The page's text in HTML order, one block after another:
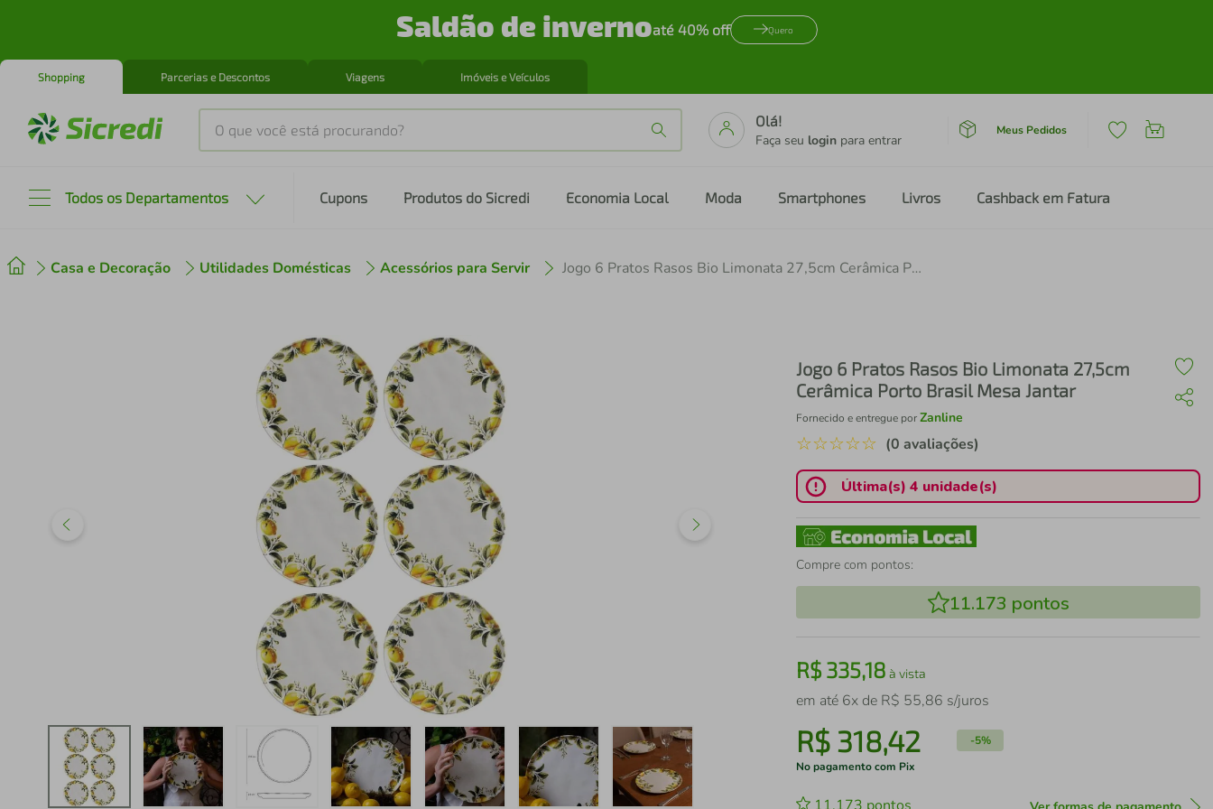
Saldão de invernoaté 40% off Quero
Shopping Parcerias e Descontos Viagens Imóveis e Veículos
O que você está procurando?
Olá!
Faça seu login para entrar
Meus Pedidos
Todos os Departamentos Cupons Produtos do Sicredi Economia Local Moda Smartphones Livros Cashback em Fatura
Casa e Decoração Utilidades Domésticas Acessórios para Servir Jogo 6 Pratos Rasos Bio Limonata 27,5cm Cerâmica Porto Brasil Mesa Jantar
Jogo 6 Pratos Rasos Bio Limonata 27,5cm
Cerâmica Porto Brasil Mesa Jantar
Fornecido e entregue porZanline
☆☆☆☆☆ (0 avaliações)
Última(s) 4 unidade(s)
Compre com pontos:
11.173 pontos
R$335,18 à vista
em até 6x de R$ 55,86 s/juros
R$ 318,42 -5%
No pagamento com Pix
º cafeteira
air fryer